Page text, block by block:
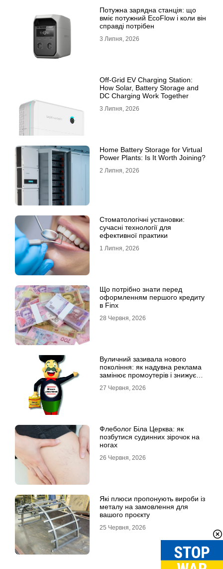
Потужна зарядна станція: що
вміє потужний EcoFlow і коли він
справді потрібен
3 Липня, 2026
Off-Grid EV Charging Station:
How Solar, Battery Storage and
DC Charging Work Together
3 Липня, 2026
Home Battery Storage for Virtual
Power Plants: Is It Worth Joining?
2 Липня, 2026
Стоматологічні установки:
сучасні технології для
ефективної практики
1 Липня, 2026
Що потрібно знати перед
оформленням першого кредиту
в Finx
28 Червня, 2026
Вуличний зазивала нового
покоління: як надувна реклама
замінює промоутерів і знижує
27 Червня, 2026
Флеболог Біла Церква: як
позбутися судинних зірочок на
ногах
26 Червня, 2026
Які плюси пропонують вироби із
металу на замовлення для
вашого проєкту
25 Червня, 2026